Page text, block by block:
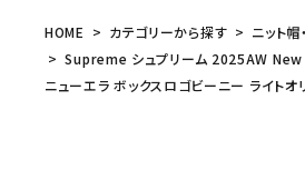
HOME カテゴリーから探す
ニット帽
Supreme シュプリーム 2025AW
ニューエラ ボックスロゴビーニー ライトオ